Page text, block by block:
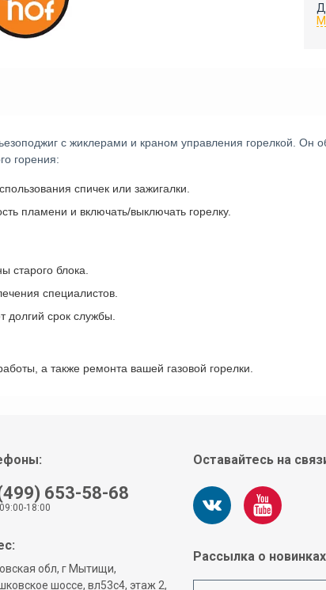
с жиклерами и краном управления горелкой. Он
горения:
спичек или зажигалки.
пламени и включать/выключать горелку.
старого блока.
специалистов.
долгий срок службы.
а также ремонта вашей газовой горелки.
653-58-68
18:00
обл, г Мытищи,
шоссе, вл53с4, этаж 2,
Оставайтесь на
Рассылка о